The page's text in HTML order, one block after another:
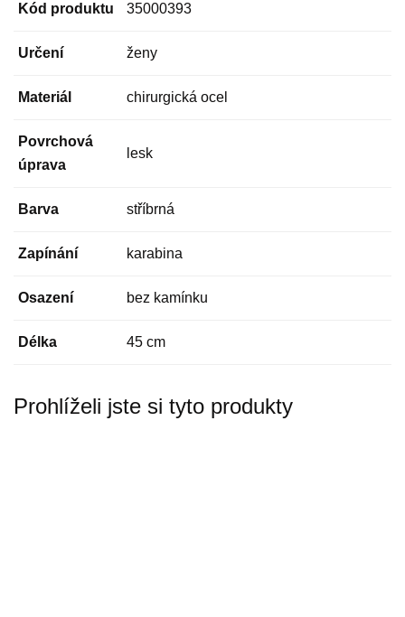
Kód produktu 35000393
Určení ženy
Materiál chirurgická ocel
Povrchová
úprava
lesk
Barva stříbrná
Zapínání karabina
Osazení bez kamínku
Délka 45 cm
Prohlíželi jste si tyto produkty